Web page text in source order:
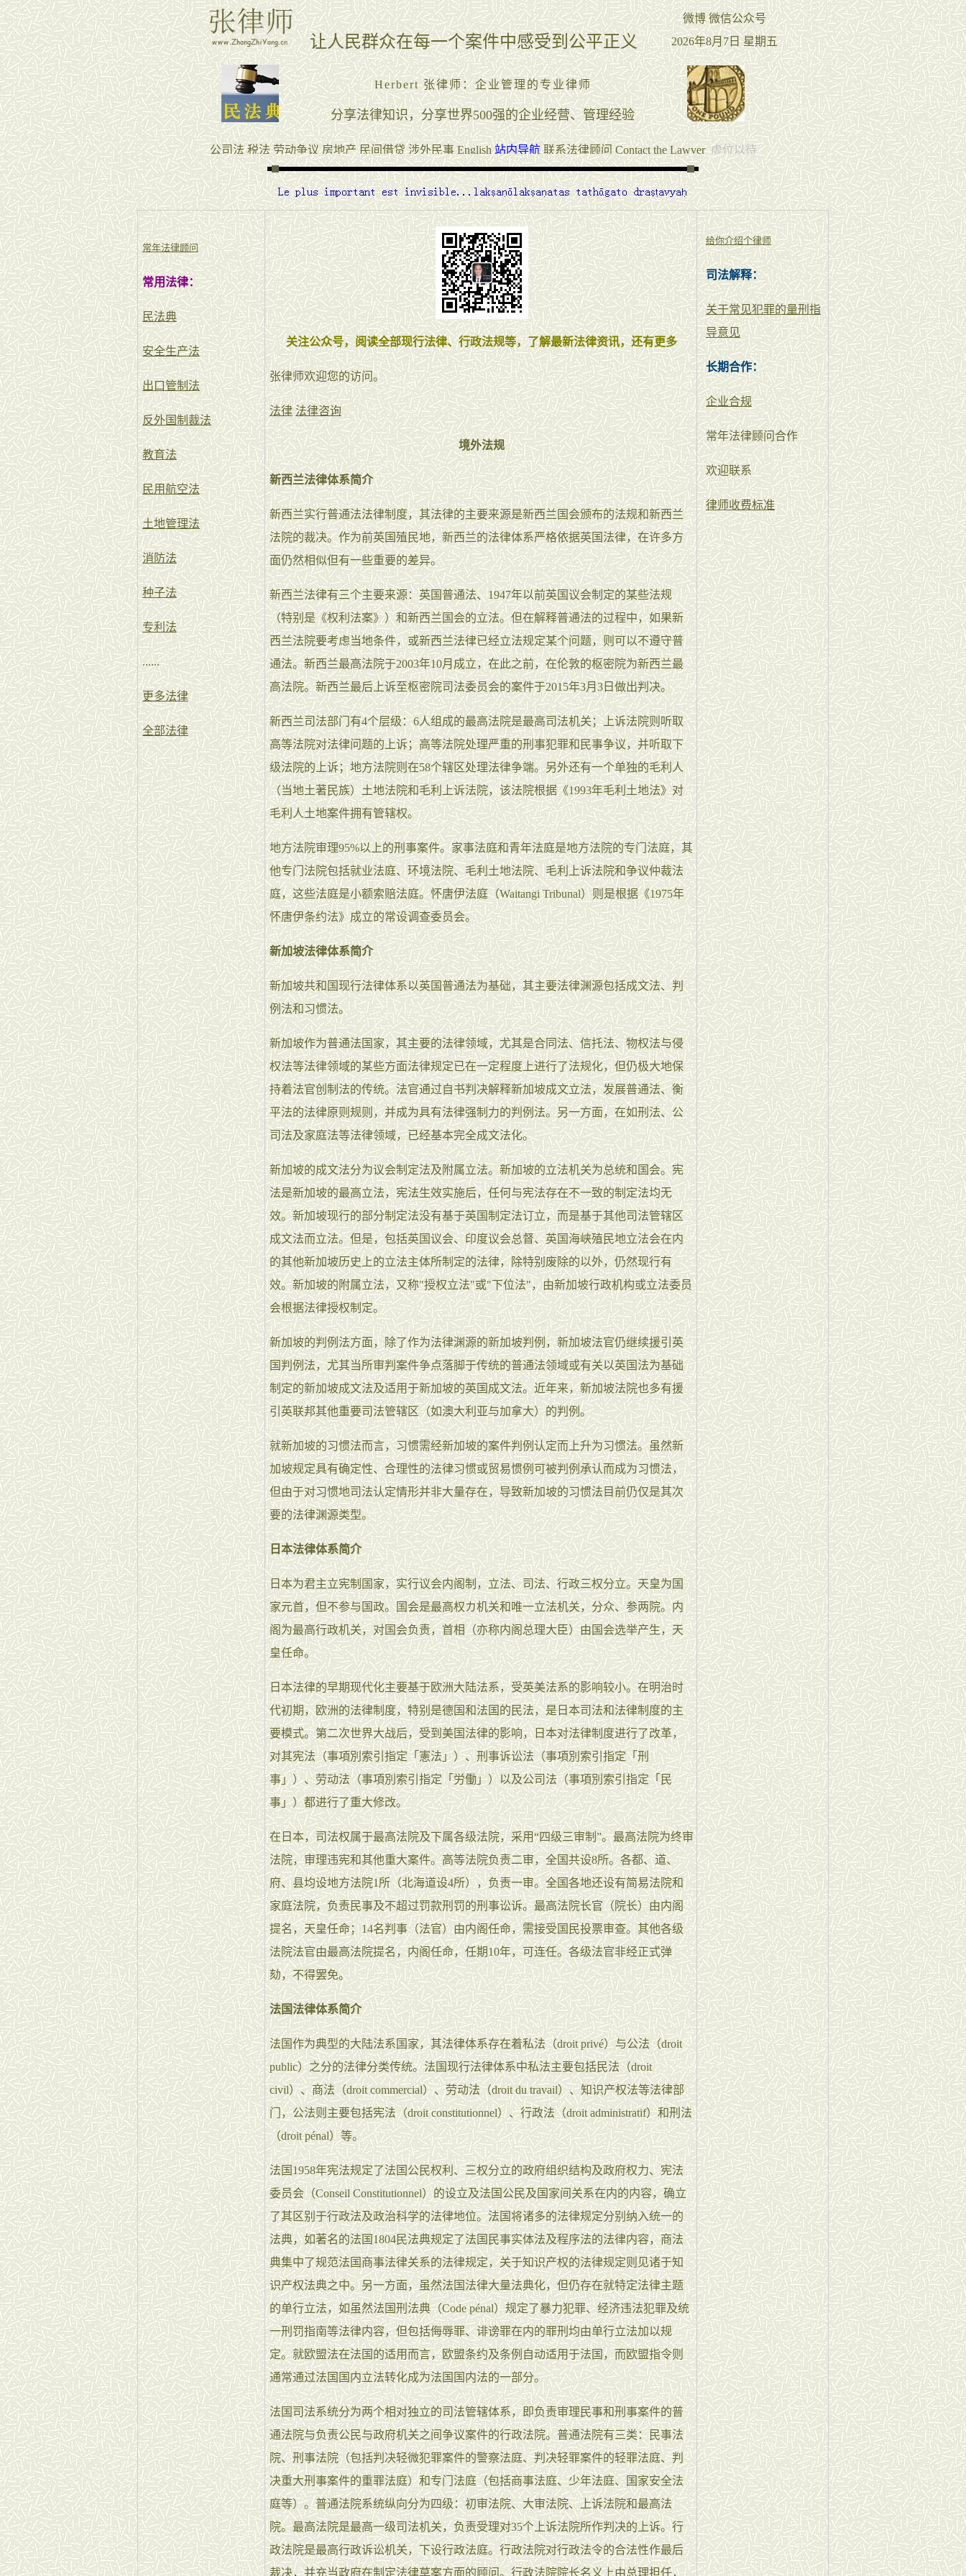
常年法律顾问
常用法律：
民法典
安全生产法
出口管制法
反外国制裁法
教育法
民用航空法
土地管理法
消防法
种子法
专利法
......
更多法律
全部法律
关注公众号，阅读全部现行法律、行政法规等，了解最新法律资讯，还有更多
张律师欢迎您的访问。
法律 法律咨询
境外法规
新西兰法律体系简介
新西兰实行普通法法律制度，其法律的主要来源是新西兰国会颁布的法规和新西兰
法院的裁决。作为前英国殖民地，新西兰的法律体系严格依据英国法律，在许多方
面仍然相似但有一些重要的差异。
新西兰法律有三个主要来源：英国普通法、1947年以前英国议会制定的某些法规
（特别是《权利法案》）和新西兰国会的立法。但在解释普通法的过程中，如果新
西兰法院要考虑当地条件，或新西兰法律已经立法规定某个问题，则可以不遵守普
通法。新西兰最高法院于2003年10月成立，在此之前，在伦敦的枢密院为新西兰最
高法院。新西兰最后上诉至枢密院司法委员会的案件于2015年3月3日做出判决。
新西兰司法部门有4个层级：6人组成的最高法院是最高司法机关；上诉法院则听取
高等法院对法律问题的上诉；高等法院处理严重的刑事犯罪和民事争议，并听取下
级法院的上诉；地方法院则在58个辖区处理法律争端。另外还有一个单独的毛利人
（当地土著民族）土地法院和毛利上诉法院，该法院根据《1993年毛利土地法》对
毛利人土地案件拥有管辖权。
地方法院审理95%以上的刑事案件。家事法庭和青年法庭是地方法院的专门法庭，其
他专门法院包括就业法庭、环境法院、毛利土地法院、毛利上诉法院和争议仲裁法
庭，这些法庭是小额索赔法庭。怀唐伊法庭（Waitangi Tribunal）则是根据《1975年
怀唐伊条约法》成立的常设调查委员会。
新加坡法律体系简介
新加坡共和国现行法律体系以英国普通法为基础，其主要法律渊源包括成文法、判
例法和习惯法。
新加坡作为普通法国家，其主要的法律领域，尤其是合同法、信托法、物权法与侵
权法等法律领域的某些方面法律规定已在一定程度上进行了法规化，但仍极大地保
持着法官创制法的传统。法官通过自书判决解释新加坡成文立法，发展普通法、衡
平法的法律原则规则，并成为具有法律强制力的判例法。另一方面，在如刑法、公
司法及家庭法等法律领域，已经基本完全成文法化。
新加坡的成文法分为议会制定法及附属立法。新加坡的立法机关为总统和国会。宪
法是新加坡的最高立法，宪法生效实施后，任何与宪法存在不一致的制定法均无
效。新加坡现行的部分制定法没有基于英国制定法订立，而是基于其他司法管辖区
成文法而立法。但是，包括英国议会、印度议会总督、英国海峡殖民地立法会在内
的其他新加坡历史上的立法主体所制定的法律，除特别废除的以外，仍然现行有
效。新加坡的附属立法，又称"授权立法"或"下位法"，由新加坡行政机构或立法委员
会根据法律授权制定。
新加坡的判例法方面，除了作为法律渊源的新加坡判例，新加坡法官仍继续援引英
国判例法，尤其当所审判案件争点落脚于传统的普通法领域或有关以英国法为基础
制定的新加坡成文法及适用于新加坡的英国成文法。近年来，新加坡法院也多有援
引英联邦其他重要司法管辖区（如澳大利亚与加拿大）的判例。
就新加坡的习惯法而言，习惯需经新加坡的案件判例认定而上升为习惯法。虽然新
加坡规定具有确定性、合理性的法律习惯或贸易惯例可被判例承认而成为习惯法，
但由于对习惯地司法认定情形并非大量存在，导致新加坡的习惯法目前仍仅是其次
要的法律渊源类型。
日本法律体系简介
日本为君主立宪制国家，实行议会内阁制，立法、司法、行政三权分立。天皇为国
家元首，但不参与国政。国会是最高权カ机关和唯一立法机关，分众、参两院。内
阁为最高行政机关，对国会负责，首相（亦称内阁总理大臣）由国会选举产生，天
皇任命。
日本法律的早期现代化主要基于欧洲大陆法系，受英美法系的影响较小。在明治时
代初期，欧洲的法律制度，特别是德国和法国的民法，是日本司法和法律制度的主
要模式。第二次世界大战后，受到美国法律的影响，日本对法律制度进行了改革，
对其宪法（事項別索引指定「憲法」）、刑事诉讼法（事項別索引指定「刑
事」）、劳动法（事項別索引指定「労働」）以及公司法（事項別索引指定「民
事」）都进行了重大修改。
在日本，司法权属于最高法院及下属各级法院，采用“四级三审制”。最高法院为终审
法院，审理违宪和其他重大案件。高等法院负责二审，全国共设8所。各都、道、
府、县均设地方法院1所（北海道设4所），负责一审。全国各地还设有简易法院和
家庭法院，负责民事及不超过罚款刑罚的刑事讼诉。最高法院长官（院长）由内阁
提名，天皇任命；14名判事（法官）由内阁任命，需接受国民投票审查。其他各级
法院法官由最高法院提名，内阁任命，任期10年，可连任。各级法官非经正式弹
劾，不得罢免。
法国法律体系简介
法国作为典型的大陆法系国家，其法律体系存在着私法（droit privé）与公法（droit
public）之分的法律分类传统。法国现行法律体系中私法主要包括民法（droit
civil）、商法（droit commercial）、劳动法（droit du travail）、知识产权法等法律部
门，公法则主要包括宪法（droit constitutionnel）、行政法（droit administratif）和刑法
（droit pénal）等。
法国1958年宪法规定了法国公民权利、三权分立的政府组织结构及政府权力、宪法
委员会（Conseil Constitutionnel）的设立及法国公民及国家间关系在内的内容，确立
了其区别于行政法及政治科学的法律地位。法国将诸多的法律规定分别纳入统一的
法典，如著名的法国1804民法典规定了法国民事实体法及程序法的法律内容，商法
典集中了规范法国商事法律关系的法律规定，关于知识产权的法律规定则见诸于知
识产权法典之中。另一方面，虽然法国法律大量法典化，但仍存在就特定法律主题
的单行立法，如虽然法国刑法典（Code pénal）规定了暴力犯罪、经济违法犯罪及统
一刑罚指南等法律内容，但包括侮辱罪、诽谤罪在内的罪刑均由单行立法加以规
定。就欧盟法在法国的适用而言，欧盟条约及条例自动适用于法国，而欧盟指令则
通常通过法国国内立法转化成为法国国内法的一部分。
法国司法系统分为两个相对独立的司法管辖体系，即负责审理民事和刑事案件的普
通法院与负责公民与政府机关之间争议案件的行政法院。普通法院有三类：民事法
院、刑事法院（包括判决轻微犯罪案件的警察法庭、判决轻罪案件的轻罪法庭、判
决重大刑事案件的重罪法庭）和专门法庭（包括商事法庭、少年法庭、国家安全法
庭等）。普通法院系统纵向分为四级：初审法院、大审法院、上诉法院和最高法
院。最高法院是最高一级司法机关，负责受理对35个上诉法院所作判决的上诉。行
政法院是最高行政诉讼机关，下设行政法庭。行政法院对行政法令的合法性作最后
裁决，并充当政府在制定法律草案方面的顾问。行政法院院长名义上由总理担任，
给你介绍个律师
司法解释：
关于常见犯罪的量刑指
导意见
长期合作：
企业合规
常年法律顾问合作
欢迎联系
律师收费标准